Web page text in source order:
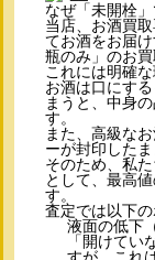
なぜ「未開栓
当店、お酒買
てお酒をお届
瓶のみ」のお買
これには明確な
お酒は口にす
まうと、中身
す。
また、高級な
ーが封印した
そのため、私
として、最高
す。
査定では以下の
液面の低下
「開けてい